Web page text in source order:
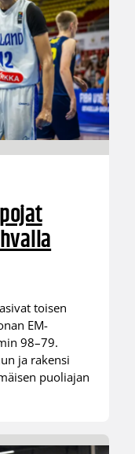
toisen
EM-
98–79.
ja rakensi
puoliajan